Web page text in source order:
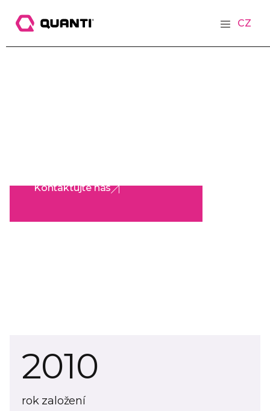
CZ
Kontaktujte nás
2010
rok založení